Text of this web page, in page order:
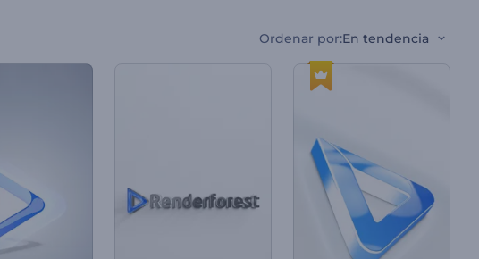
Ordenar por:En tendencia